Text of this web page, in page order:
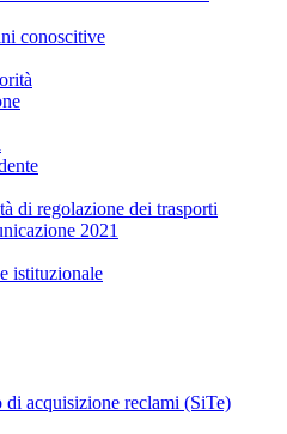
conoscitive
di regolazione dei trasporti
2021
istituzionale
di acquisizione reclami (SiTe)